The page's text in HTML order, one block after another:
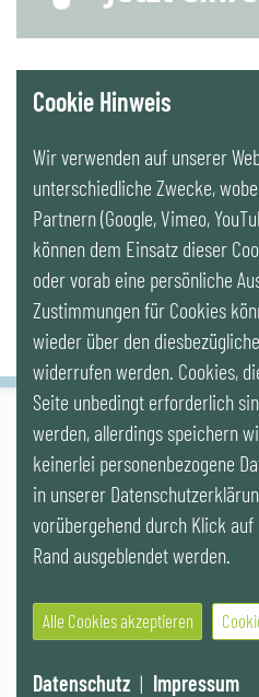
YouTube
LinkedIn
Newsletter
IG LEBENSZYKLUS BAU
Wipplingerstr. 10/Top 9, Stoß im
office@ig-lebenszyklus.at
Kontakt
Videos |Veranstaltungen
© 2021 IG LEBENSZYKLUS BAU
Website by SUNNY ROCKET MediaHouse
Cookie Hinweis
Wir verwenden auf unserer
unterschiedliche Zwecke,
Partnern (Google, Vimeo,
können dem Einsatz dieser
oder vorab eine persönliche
Zustimmungen für Cookies
wieder über den
widerrufen werden. Cookies,
Seite unbedingt erforderlich
werden, allerdings speichern
keinerlei personenbezogene
in unserer
vorübergehend durch Klick
Rand ausgeblendet werden.
Alle Cookies akzeptieren
Datenschutz | Impressum